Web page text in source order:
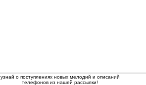
узнай о поступлениях новых мелодий и описаний
телефонов из нашей рассылки!